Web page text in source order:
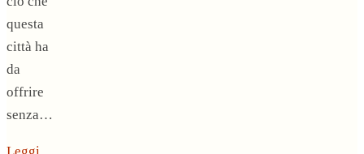
questa
città ha
da
offrire
senza…